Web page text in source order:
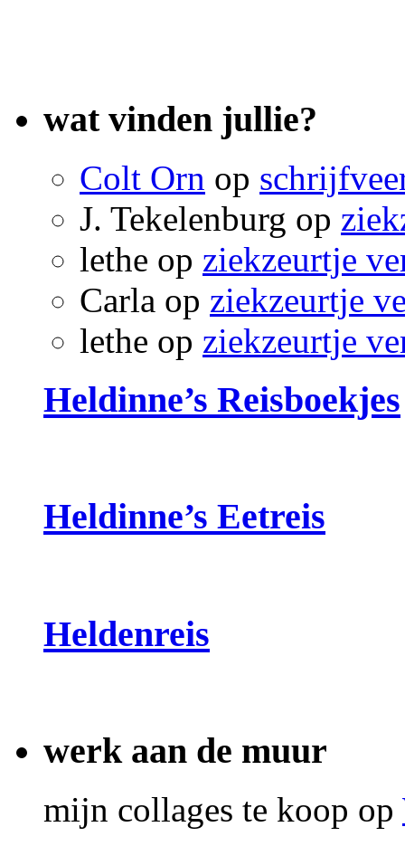
wat vinden jullie?
Colt Orn op
J. Tekelenburg op
lethe op ziekzeurtje
Carla op ziekzeurtje
lethe op ziekzeurtje
Heldinne’s Reisboekjes
Heldinne’s Eetreis
Heldenreis
werk aan de muur
mijn collages te koop op